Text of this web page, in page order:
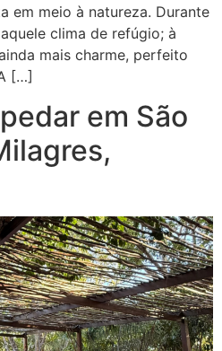
em meio à natureza. Durante
clima de refúgio; à
mais charme, perfeito
[…]
em São